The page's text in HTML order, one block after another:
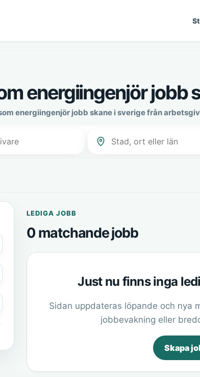
energiingenjör jobb
energiingenjör jobb skane i sverige från
LEDIGA JOBB
0 matchande jobb
Just nu finns inga
Sidan uppdateras löpande och nya
jobbevakning eller
Skapa